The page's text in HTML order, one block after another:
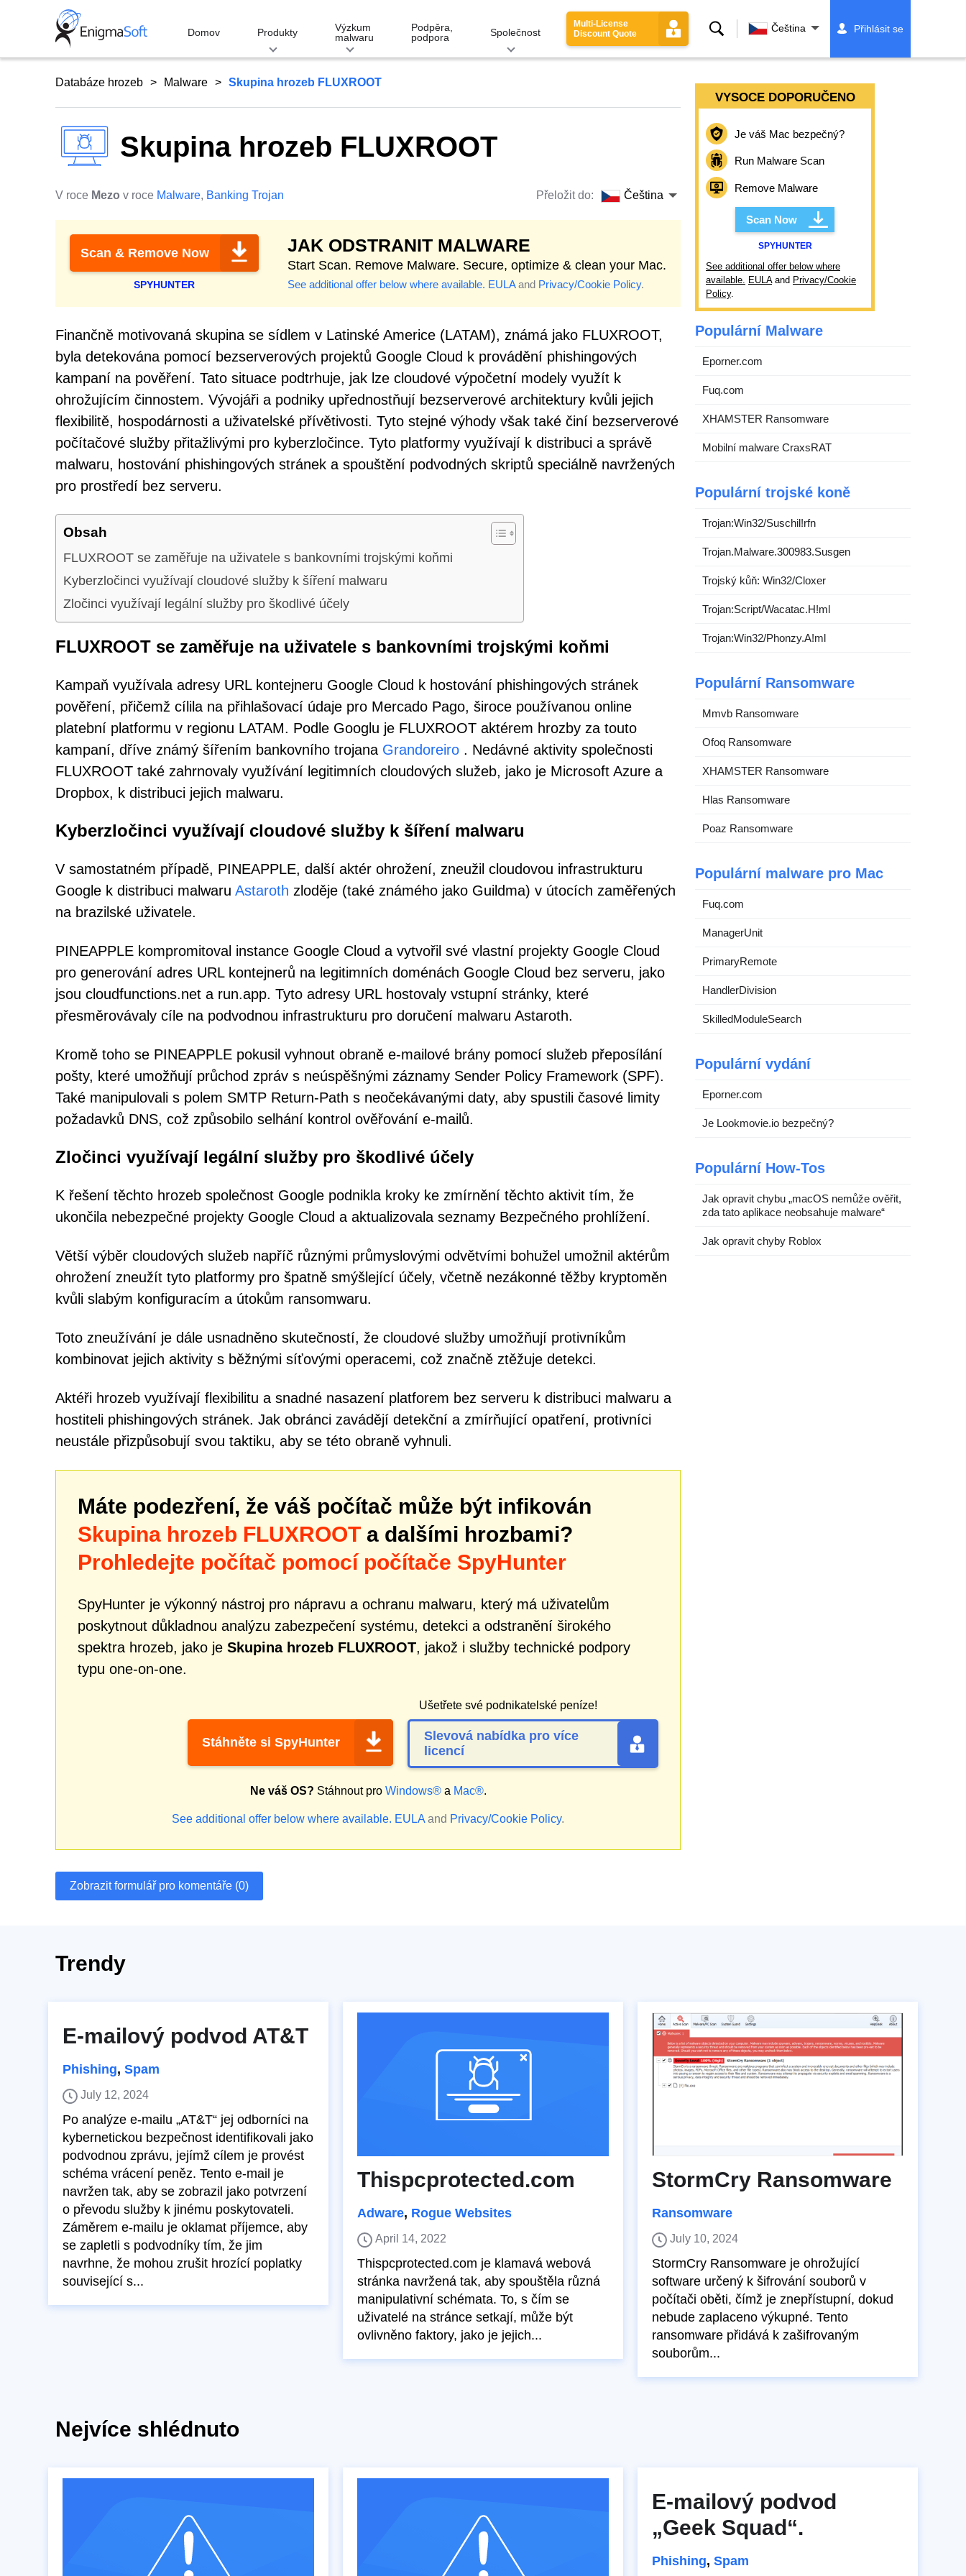
Domov Produkty
Výzkum
malwaru
Podpěra,
podpora
Společnost
Multi-License
Discount Quote
VyhledáváníČeština Přihlásit se
Databáze hrozeb Malware Skupina hrozeb FLUXROOT
Skupina hrozeb FLUXROOT
V roce Mezo v roce Malware, Banking Trojan Přeložit do: Čeština
Scan & Remove Now
SPYHUNTER
JAK ODSTRANIT MALWARE
Start Scan. Remove Malware. Secure, optimize & clean your Mac.
See additional offer below where available. EULAand Privacy/Cookie Policy.
Finančně motivovaná skupina se sídlem v Latinské Americe (LATAM), známá jako FLUXROOT,
byla detekována pomocí bezserverových projektů Google Cloud k provádění phishingových
kampaní na pověření. Tato situace podtrhuje, jak lze cloudové výpočetní modely využít k
ohrožujícím činnostem. Vývojáři a podniky upřednostňují bezserverové architektury kvůli jejich
flexibilitě, hospodárnosti a uživatelské přívětivosti. Tyto stejné výhody však také činí bezserverové
počítačové služby přitažlivými pro kyberzločince. Tyto platformy využívají k distribuci a správě
malwaru, hostování phishingových stránek a spouštění podvodných skriptů speciálně navržených
pro prostředí bez serveru.
Obsah
FLUXROOT se zaměřuje na uživatele s bankovními trojskými koňmi
Kyberzločinci využívají cloudové služby k šíření malwaru
Zločinci využívají legální služby pro škodlivé účely
FLUXROOT se zaměřuje na uživatele s bankovními trojskými koňmi
Kampaň využívala adresy URL kontejneru Google Cloud k hostování phishingových stránek
pověření, přičemž cílila na přihlašovací údaje pro Mercado Pago, široce používanou online
platební platformu v regionu LATAM. Podle Googlu je FLUXROOT aktérem hrozby za touto
kampaní, dříve známý šířením bankovního trojana Grandoreiro . Nedávné aktivity společnosti
FLUXROOT také zahrnovaly využívání legitimních cloudových služeb, jako je Microsoft Azure a
Dropbox, k distribuci jejich malwaru.
Kyberzločinci využívají cloudové služby k šíření malwaru
V samostatném případě, PINEAPPLE, další aktér ohrožení, zneužil cloudovou infrastrukturu
Google k distribuci malwaru Astaroth zloděje (také známého jako Guildma) v útocích zaměřených
na brazilské uživatele.
PINEAPPLE kompromitoval instance Google Cloud a vytvořil své vlastní projekty Google Cloud
pro generování adres URL kontejnerů na legitimních doménách Google Cloud bez serveru, jako
jsou cloudfunctions.net a run.app. Tyto adresy URL hostovaly vstupní stránky, které
přesměrovávaly cíle na podvodnou infrastrukturu pro doručení malwaru Astaroth.
Kromě toho se PINEAPPLE pokusil vyhnout obraně e-mailové brány pomocí služeb přeposílání
pošty, které umožňují průchod zpráv s neúspěšnými záznamy Sender Policy Framework (SPF).
Také manipulovali s polem SMTP Return-Path s neočekávanými daty, aby spustili časové limity
požadavků DNS, což způsobilo selhání kontrol ověřování e-mailů.
Zločinci využívají legální služby pro škodlivé účely
K řešení těchto hrozeb společnost Google podnikla kroky ke zmírnění těchto aktivit tím, že
ukončila nebezpečné projekty Google Cloud a aktualizovala seznamy Bezpečného prohlížení.
Větší výběr cloudových služeb napříč různými průmyslovými odvětvími bohužel umožnil aktérům
ohrožení zneužít tyto platformy pro špatně smýšlející účely, včetně nezákonné těžby kryptoměn
kvůli slabým konfiguracím a útokům ransomwaru.
Toto zneužívání je dále usnadněno skutečností, že cloudové služby umožňují protivníkům
kombinovat jejich aktivity s běžnými síťovými operacemi, což značně ztěžuje detekci.
Aktéři hrozeb využívají flexibilitu a snadné nasazení platforem bez serveru k distribuci malwaru a
hostiteli phishingových stránek. Jak obránci zavádějí detekční a zmírňující opatření, protivníci
neustále přizpůsobují svou taktiku, aby se této obraně vyhnuli.
Máte podezření, že váš počítač může být infikován
Skupina hrozeb FLUXROOT a dalšími hrozbami?
Prohledejte počítač pomocí počítače SpyHunter
SpyHunter je výkonný nástroj pro nápravu a ochranu malwaru, který má uživatelům
poskytnout důkladnou analýzu zabezpečení systému, detekci a odstranění širokého
spektra hrozeb, jako je Skupina hrozeb FLUXROOT, jakož i služby technické podpory
typu one-on-one.
Stáhněte si SpyHunter
Ušetřete své podnikatelské peníze!
Slevová nabídka pro více
licencí
Ne váš OS? Stáhnout pro Windows®a Mac®.
See additional offer below where available. EULA and Privacy/Cookie Policy.
Zobrazit formulář pro komentáře (0)
VYSOCE DOPORUČENO
Je váš Mac bezpečný?
Run Malware Scan
Remove Malware
Scan Now
SPYHUNTER
See additional offer below where
available. EULAand Privacy/Cookie
Policy.
Populární Malware
Eporner.com
Fuq.com
XHAMSTER Ransomware
Mobilní malware CraxsRAT
Populární trojské koně
Trojan:Win32/Suschil!rfn
Trojan.Malware.300983.Susgen
Trojský kůň: Win32/Cloxer
Trojan:Script/Wacatac.H!ml
Trojan:Win32/Phonzy.A!ml
Populární Ransomware
Mmvb Ransomware
Ofoq Ransomware
XHAMSTER Ransomware
Hlas Ransomware
Poaz Ransomware
Populární malware pro Mac
Fuq.com
ManagerUnit
PrimaryRemote
HandlerDivision
SkilledModuleSearch
Populární vydání
Eporner.com
Je Lookmovie.io bezpečný?
Populární How-Tos
Jak opravit chybu „macOS nemůže ověřit,
zda tato aplikace neobsahuje malware“
Jak opravit chyby Roblox
Trendy
E-mailový podvod AT&T
Phishing, Spam
July 12, 2024
Po analýze e-mailu „AT&T“ jej odborníci na
kybernetickou bezpečnost identifikovali jako
podvodnou zprávu, jejímž cílem je provést
schéma vrácení peněz. Tento e-mail je
navržen tak, aby se zobrazil jako potvrzení
o převodu služby k jinému poskytovateli.
Záměrem e-mailu je oklamat příjemce, aby
se zapletli s podvodníky tím, že jim
navrhne, že mohou zrušit hrozící poplatky
související s...
Thispcprotected.com
Adware, Rogue Websites
April 14, 2022
Thispcprotected.com je klamavá webová
stránka navržená tak, aby spouštěla různá
manipulativní schémata. To, s čím se
uživatelé na stránce setkají, může být
ovlivněno faktory, jako je jejich...
StormCry Ransomware
Ransomware
July 10, 2024
StormCry Ransomware je ohrožující
software určený k šifrování souborů v
počítači oběti, čímž je znepřístupní, dokud
nebude zaplaceno výkupné. Tento
ransomware přidává k zašifrovaným
souborům...
Nejvíce shlédnuto
E-mailový podvod
„Geek Squad“.
Phishing, Spam